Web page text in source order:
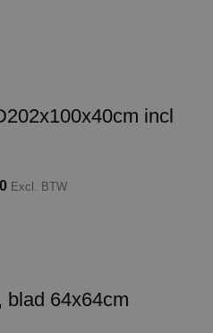
incl
Excl. BTW
blad 64x64cm